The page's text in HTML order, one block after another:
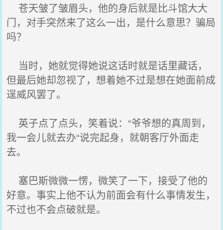
苍天皱了皱眉头，他的身后就是比斗馆大大
门，对手突然来了这么一出，是什么意思？骗局
吗？
当时，她就觉得她说这话时就是话里藏话，
但最后她却忽视了，想着她不过是想在她面前成
逞威风罢了。
英子点了点头，笑着说：“爷爷想的真周到，
我一会儿就去办“说完起身，就朝客厅外面走
去。
塞巴斯微微一愣，微笑了一下，接受了他的
好意。事实上他不认为前面会有什么事情发生，
不过也不会点破就是。